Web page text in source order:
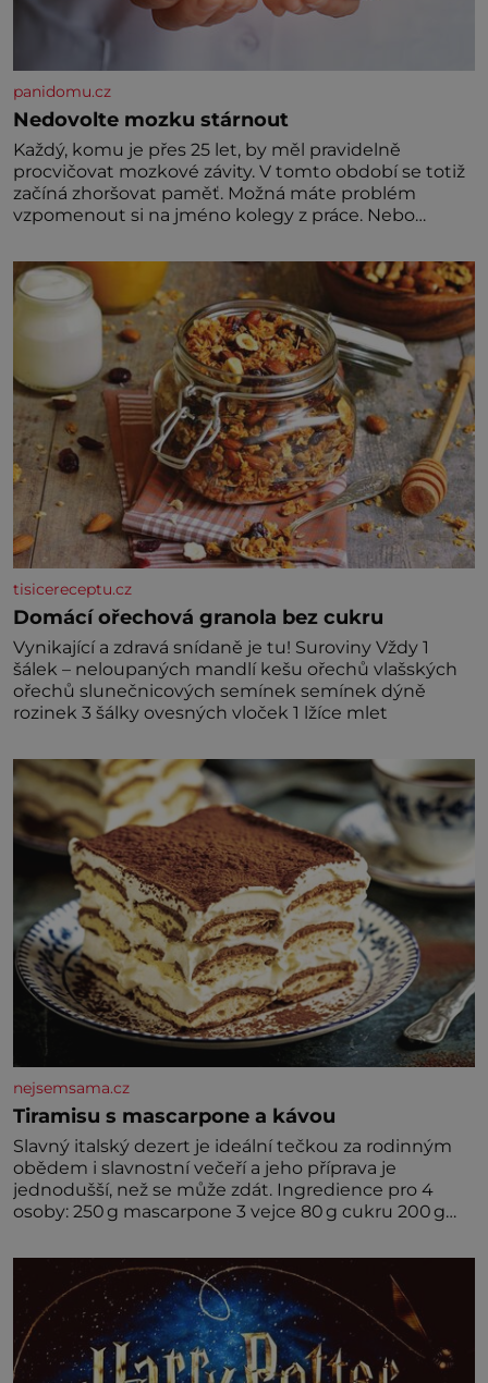
panidomu.cz
Nedovolte mozku stárnout
Každý, komu je přes 25 let, by měl pravidelně
procvičovat mozkové závity. V tomto období se totiž
začíná zhoršovat paměť. Možná máte problém
vzpomenout si na jméno kolegy z práce. Nebo
nedávno přečetli. Je to opravdu tak, s věkem jako
kdyby se paměť rozhodla stávkovat. Cvičte
tisicereceptu.cz
Domácí ořechová granola bez cukru
Vynikající a zdravá snídaně je tu! Suroviny Vždy 1
šálek – neloupaných mandlí kešu ořechů vlašských
ořechů slunečnicových semínek semínek dýně
rozinek 3 šálky ovesných vloček 1 lžíce mlet
nejsemsama.cz
Tiramisu s mascarpone a kávou
Slavný italský dezert je ideální tečkou za rodinným
obědem i slavnostní večeří a jeho příprava je
jednodušší, než se může zdát. Ingredience pro 4
osoby: 250 g mascarpone 3 vejce 80 g cukru 200 g
amaretta kakao na posypání Postup: Oddělte
žloutky od bílků. Žloutky vyšlehejte s cukrem do
světlé pěny a postupně do nich vmíchejte
mascarpone, aby vznikl hladký